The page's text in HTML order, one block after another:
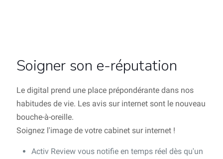
Soigner son e-réputation
Le digital prend une place prépondérante dans nos
habitudes de vie. Les avis sur internet sont le nouveau
bouche-à-oreille.
Soignez l'image de votre cabinet sur internet !
Activ Review vous notifie en temps réel dès qu'un